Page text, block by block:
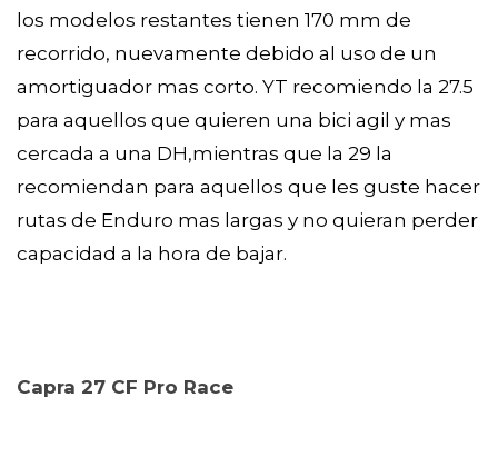
los modelos restantes tienen 170 mm de
recorrido, nuevamente debido al uso de un
amortiguador mas corto. YT recomiendo la 27.5
para aquellos que quieren una bici agil y mas
cercada a una DH,mientras que la 29 la
recomiendan para aquellos que les guste hacer
rutas de Enduro mas largas y no quieran perder
capacidad a la hora de bajar.
Capra 27 CF Pro Race